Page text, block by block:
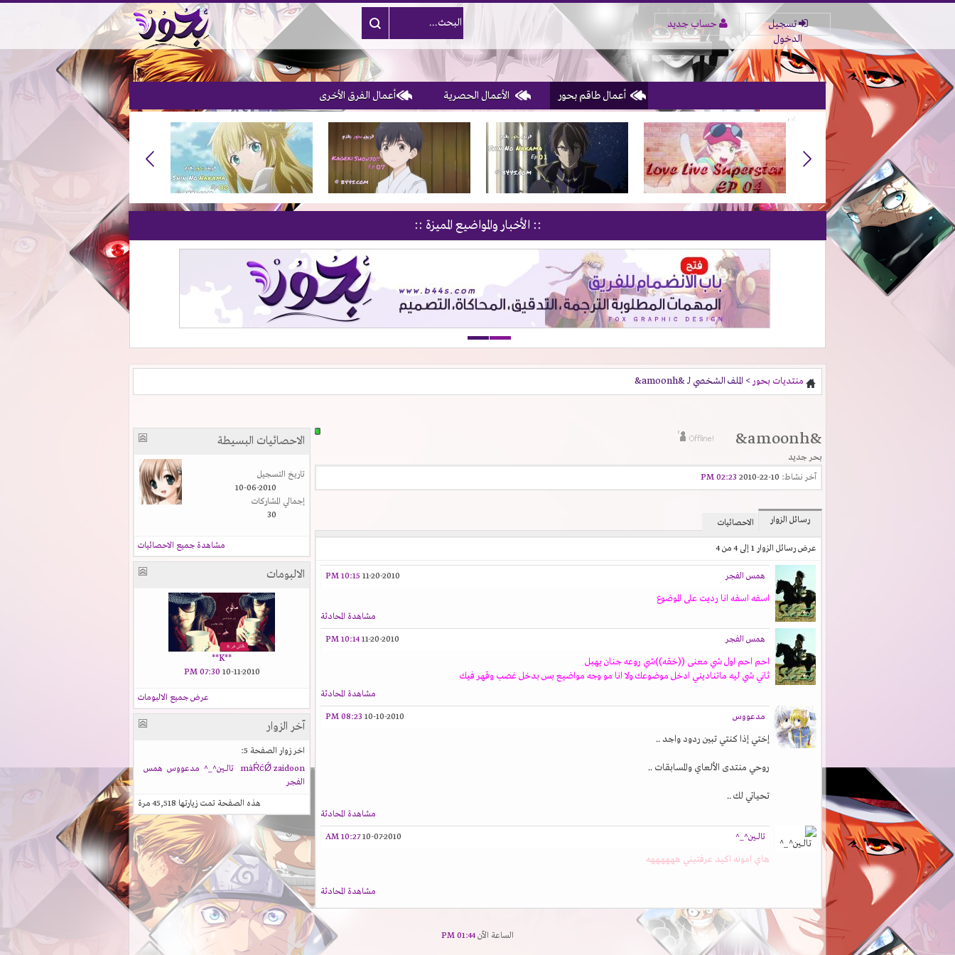
تسجيل
الدخول
حساب جديد
أعمال طاقم بحور الأعمال الحصرية أعمال الفرق الأخرى
1, 2, 3 & 4of 10
:: الأخبار والمواضيع المميزة ::
منتديات بحور > الملف الشخصي لـ &amoonh&
&amoonh&
بحر جديد
آخر نشاط:
02:23 PM
رسائل الزوار الاحصائيات
عرض رسائل الزوار 1 إلى 4من4
11-20-2010
10:15 PM همس الفجر
اسفه اسفه انا رديت على الموضوع
مشاهدة المحادثة
11-20-2010
10:14 PM همس الفجر
احم احم اول شي معنى ((خقه))شي روعه جنان يهبل
ثاني شي ليه ماتناديني ادخل موضوعك ولا انا مو وجه مواضيع بس بدخل غصب وقهر فيك
مشاهدة المحادثة
10-10-2010
08:23 PM مدعووس
إختي إذا كنتي تبين ردود واجد ..
روحي منتدى الألعاي والمسابقات ..
تحياتي لك ..
مشاهدة المحادثة
10-07-2010
10:27 AM تالـــين^_^
هاي امونه اكيد عرفتيني ههههههه
مشاهدة المحادثة
الاحصائيات البسيطة
تاريخ التسجيل
10-06-2010
إجمالي المشاركات
30
مشاهدة جميع الاحصائيات
الالبومات
**K**
10-11-2010
07:30 PM
عرض جميع الالبومات
آخر الزوار
اخر زوار الصفحة 5:
màŔćǾzaidoon تالـــين^_^ مدعووس همس
الفجر
هذه الصفحة تمت زيارتها 45,518مرة
الساعة الآن01:44 PM